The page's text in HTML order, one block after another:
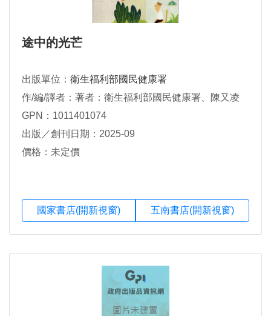
途中的光芒
出版單位： 衛生福利部國民健康署
作/編/譯者：著者：衛生福利部國民健康署、陳又凌
GPN：1011401074
出版／創刊日期：2025-09
價格：未定價
國家書店(開新視窗) 五南書店(開新視窗)